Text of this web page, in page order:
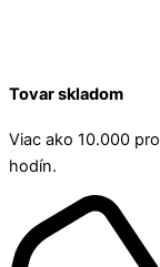
Tovar skladom
Viac ako 10.000
hodín.